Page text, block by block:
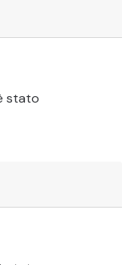
stato